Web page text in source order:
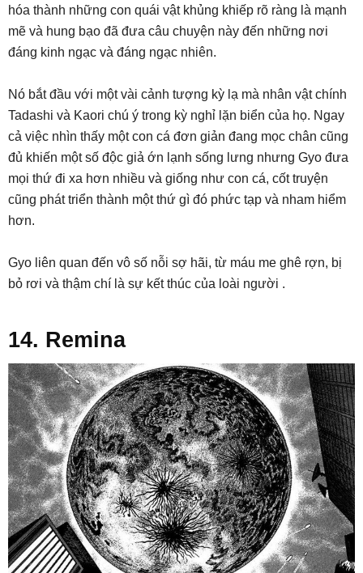
hóa thành những con quái vật khủng khiếp rõ ràng là mạnh
mẽ và hung bạo đã đưa câu chuyện này đến những nơi
đáng kinh ngạc và đáng ngạc nhiên.
Nó bắt đầu với một vài cảnh tượng kỳ lạ mà nhân vật chính
Tadashi và Kaori chú ý trong kỳ nghỉ lặn biển của họ. Ngay
cả việc nhìn thấy một con cá đơn giản đang mọc chân cũng
đủ khiến một số độc giả ớn lạnh sống lưng nhưng Gyo đưa
mọi thứ đi xa hơn nhiều và giống như con cá, cốt truyện
cũng phát triển thành một thứ gì đó phức tạp và nham hiểm
hơn.
Gyo liên quan đến vô số nỗi sợ hãi, từ máu me ghê rợn, bị
bỏ rơi và thậm chí là sự kết thúc của loài người .
14. Remina